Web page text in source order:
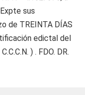
sus
de TREINTA DÍAS
edictal del
) . FDO. DR.